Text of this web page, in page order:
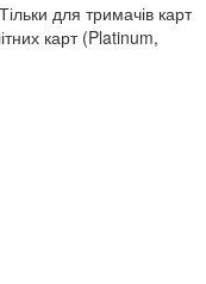
Тільки для тримачів карт
карт (Platinum,